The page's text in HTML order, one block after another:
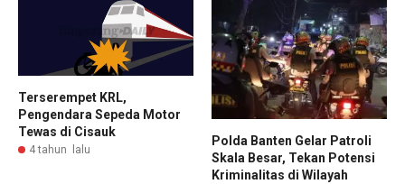
Terserempet KRL,
Pengendara Sepeda Motor
Tewas di Cisauk
4 tahun lalu
Polda Banten Gelar Patroli
Skala Besar, Tekan Potensi
Kriminalitas di Wilayah